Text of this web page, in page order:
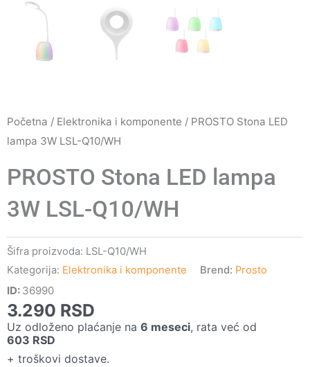
Početna / Elektronika i komponente / PROSTO Stona LED
lampa 3W LSL-Q10/WH
PROSTO Stona LED lampa
3W LSL-Q10/WH
Šifra proizvoda: LSL-Q10/WH
Kategorija: Elektronika i komponente Brend: Prosto
ID: 36990
3.290 RSD
Uz odloženo plaćanje na 6 meseci, rata već od
603 RSD
+ troškovi dostave.